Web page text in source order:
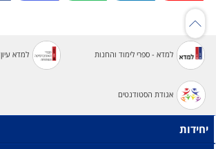
למדא - ספרי לימוד והחנות למדא עיון
אגודת הסטודנטים
יחידות